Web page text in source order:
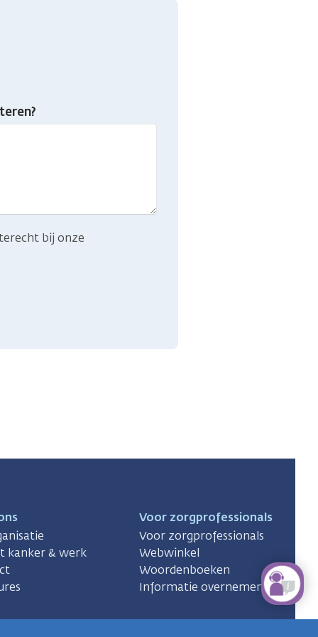
bij onze
kanker & werk
Voor zorgprofessionals
Voor zorgprofessionals
Webwinkel
Woordenboeken
Informatie overnemen